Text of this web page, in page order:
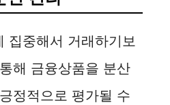
집중해서 거래하기보
해 금융상품을 분산
정적으로 평가될 수